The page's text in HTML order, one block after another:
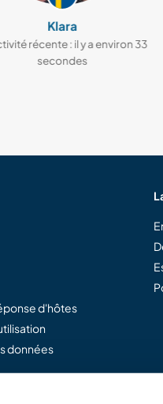
: il y a environ 33
secondes
d'hôtes
données